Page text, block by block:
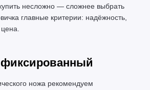
несложно — сложнее выбрать
главные критерии: надёжность,
ножа рекомендуем